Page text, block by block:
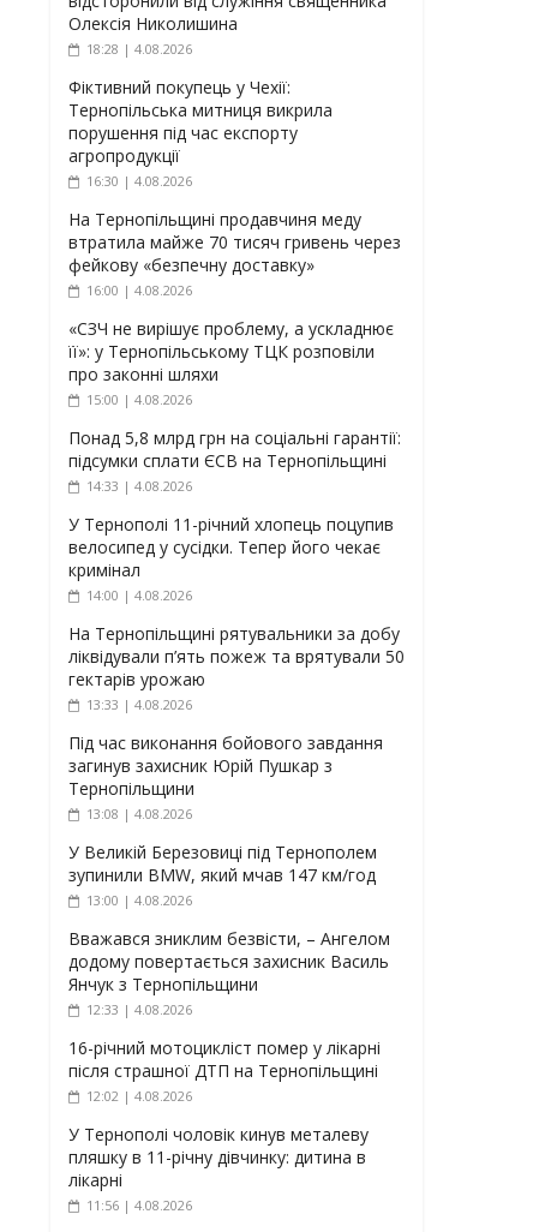
Олексія Николишина
18:28 | 4.08.2026
Фіктивний покупець у Чехії:
Тернопільська митниця викрила
порушення під час експорту
агропродукції
16:30 | 4.08.2026
На Тернопільщині продавчиня меду
втратила майже 70 тисяч гривень через
фейкову «безпечну доставку»
16:00 | 4.08.2026
«СЗЧ не вирішує проблему, а ускладнює
її»: у Тернопільському ТЦК розповіли
про законні шляхи
15:00 | 4.08.2026
Понад 5,8 млрд грн на соціальні гарантії:
підсумки сплати ЄСВ на Тернопільщині
14:33 | 4.08.2026
У Тернополі 11-річний хлопець поцупив
велосипед у сусідки. Тепер його чекає
кримінал
14:00 | 4.08.2026
На Тернопільщині рятувальники за добу
ліквідували п’ять пожеж та врятували 50
гектарів урожаю
13:33 | 4.08.2026
Під час виконання бойового завдання
загинув захисник Юрій Пушкар з
Тернопільщини
13:08 | 4.08.2026
У Великій Березовиці під Тернополем
зупинили BMW, який мчав 147 км/год
13:00 | 4.08.2026
Вважався зниклим безвісти, – Ангелом
додому повертається захисник Василь
Янчук з Тернопільщини
12:33 | 4.08.2026
16-річний мотоцикліст помер у лікарні
після страшної ДТП на Тернопільщині
12:02 | 4.08.2026
У Тернополі чоловік кинув металеву
пляшку в 11-річну дівчинку: дитина в
лікарні
11:56 | 4.08.2026